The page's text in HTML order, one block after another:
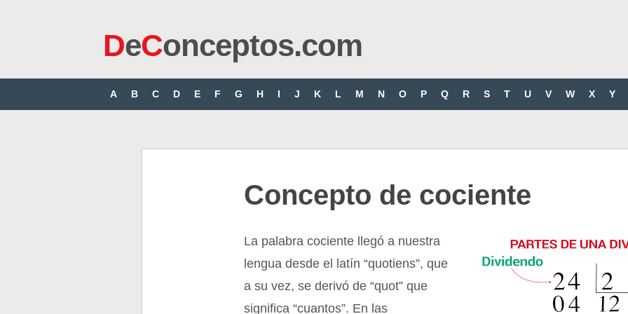
DeConceptos.com
A B C D E F G H I J K L M N O P Q R S T U V W X Y
Concepto de cociente
La palabra cociente llegó a nuestra
lengua desde el latín “quotiens”, que
a su vez, se derivó de “quot” que
significa “cuantos”. En las